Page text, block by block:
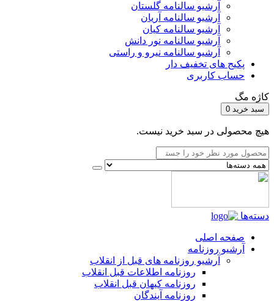
آرشیو سالنامه گلستان
آرشیو سالنامه آریان
آرشیو سالنامه کیان
آرشیو سالنامه نور دانش
آرشیو سالنامه نیرو و راستی
پکیج های تخفیف دار
حساب کاربری
کاژه مگ
سبد خرید 0
هیچ محصولی در سبد خرید نیست.
دسته‌ها
صفحه اصلی
آرشیو روزنامه
آرشیو روزنامه های قبل از انقلاب
روزنامه اطلاعات قبل انقلاب
روزنامه کیهان قبل انقلاب
روزنامه آیندگان